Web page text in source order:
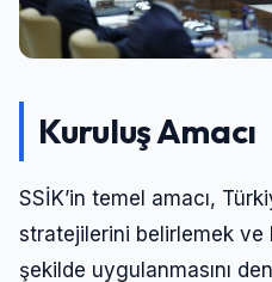
Kuruluş Amacı
SSİK’in temel amacı,
stratejilerini belirlemek
şekilde uygulanmasını